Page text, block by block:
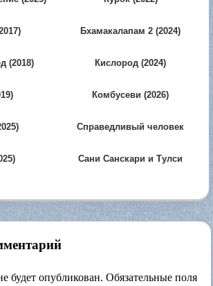
Бхамакалапам 2 (2024)
(2018) Кислород (2024)
Комбусеви (2026)
Справедливый человек
Сани Санскари и Тулси
будет опубликован. Обязательные поля